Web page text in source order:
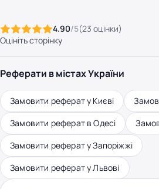
4.90/5(23 оцінки)
Оцініть сторінку
Реферати в містах України
Замовити реферат у Києві
Замовити реферат в Одесі
Замовити реферат у Запоріжжі
Замовити реферат у Львові